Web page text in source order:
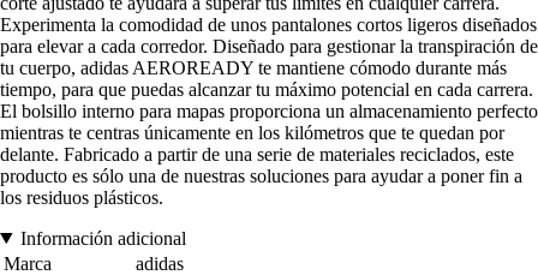
Experimenta la comodidad de unos pantalones cortos ligeros diseñados
para elevar a cada corredor. Diseñado para gestionar la transpiración de
tu cuerpo, adidas AEROREADY te mantiene cómodo durante más
tiempo, para que puedas alcanzar tu máximo potencial en cada carrera.
El bolsillo interno para mapas proporciona un almacenamiento perfecto
mientras te centras únicamente en los kilómetros que te quedan por
delante. Fabricado a partir de una serie de materiales reciclados, este
producto es sólo una de nuestras soluciones para ayudar a poner fin a
los residuos plásticos.
Información adicional
Marca
adidas